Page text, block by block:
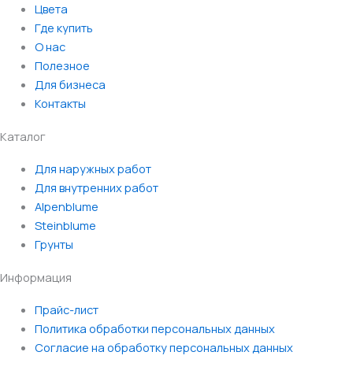
Цвета
Где купить
О нас
Полезное
Для бизнеса
Контакты
Каталог
Для наружных работ
Для внутренних работ
Alpenblume
Steinblume
Грунты
Информация
Прайс-лист
Политика обработки персональных данных
Согласие на обработку персональных данных